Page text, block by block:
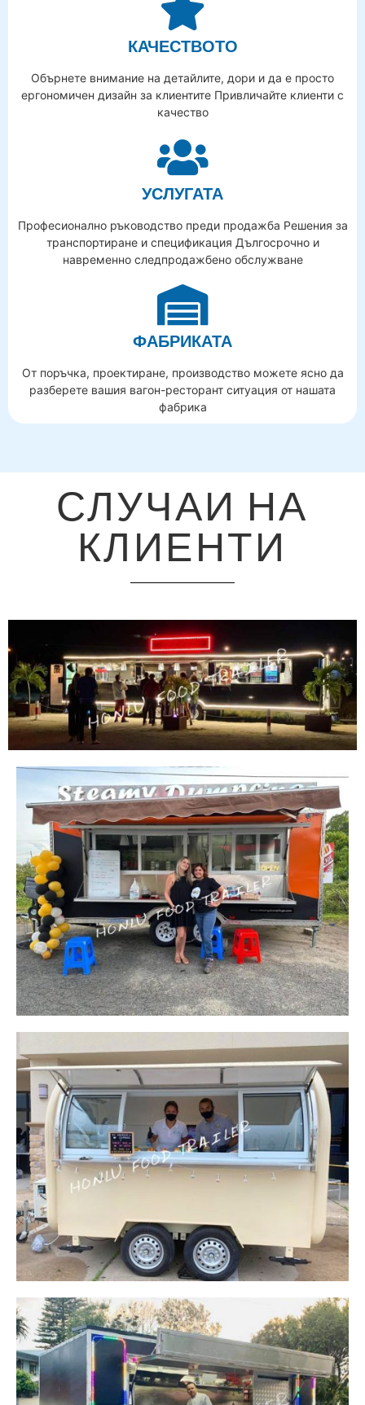
КАЧЕСТВОТО
Обърнете внимание на детайлите, дори и да е просто
ергономичен дизайн за клиентите Привличайте клиенти с
качество
УСЛУГАТА
Професионално ръководство преди продажба Решения за
транспортиране и спецификация Дългосрочно и
навременно следпродажбено обслужване
ФАБРИКАТА
От поръчка, проектиране, производство можете ясно да
разберете вашия вагон-ресторант ситуация от нашата
фабрика
СЛУЧАИ НА
КЛИЕНТИ